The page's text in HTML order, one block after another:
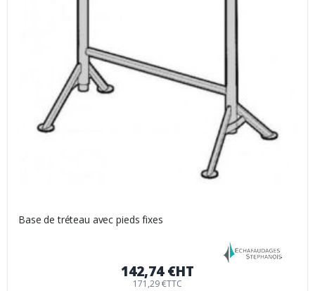
Base de tréteau avec pieds fixes
142,74 €HT
171,29 €TTC